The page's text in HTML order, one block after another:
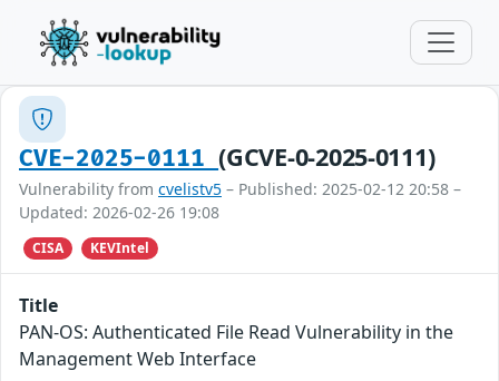
CVE-2025-0111(GCVE-0-2025-0111)
Vulnerability from cvelistv5 – Published: 2025-02-12 20:58 –
Updated: 2026-02-26 19:08
CISA KEVIntel
Title
PAN-OS: Authenticated File Read Vulnerability in the
Management Web Interface